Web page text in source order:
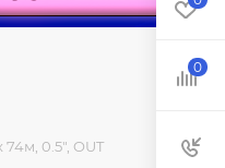
0.5", OUT
0